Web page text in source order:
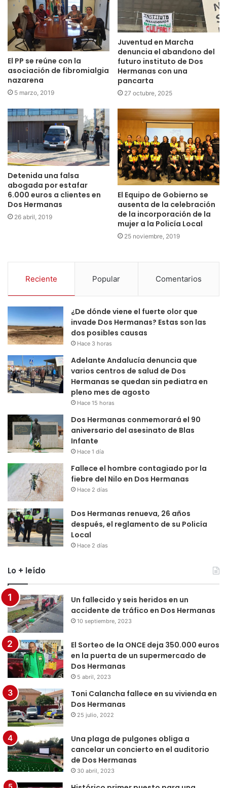
El PP se reúne con la
asociación de fibromialgia
nazarena
5 marzo, 2019
Juventud en Marcha
denuncia el abandono del
futuro instituto de Dos
Hermanas con una
pancarta
27 octubre, 2025
Detenida una falsa
abogada por estafar
6.000 euros a clientes en
Dos Hermanas
26 abril, 2019
El Equipo de Gobierno se
ausenta de la celebración
de la incorporación de la
mujer a la Policía Local
25 noviembre, 2019
Reciente Popular Comentarios
¿De dónde viene el fuerte olor que
invade Dos Hermanas? Estas son las
dos posibles causas
Hace 3 horas
Adelante Andalucía denuncia que
varios centros de salud de Dos
Hermanas se quedan sin pediatra en
pleno mes de agosto
Hace 15 horas
Dos Hermanas conmemorará el 90
aniversario del asesinato de Blas
Infante
Hace 1 día
Fallece el hombre contagiado por la
fiebre del Nilo en Dos Hermanas
Hace 2 días
Dos Hermanas renueva, 26 años
después, el reglamento de su Policía
Local
Hace 2 días
Lo + leído
Un fallecido y seis heridos en un
accidente de tráfico en Dos Hermanas
10 septiembre, 2023
El Sorteo de la ONCE deja 350.000 euros
en la puerta de un supermercado de
Dos Hermanas
5 abril, 2023
Toni Calancha fallece en su vivienda en
Dos Hermanas
25 julio, 2022
Una plaga de pulgones obliga a
cancelar un concierto en el auditorio
de Dos Hermanas
30 abril, 2023